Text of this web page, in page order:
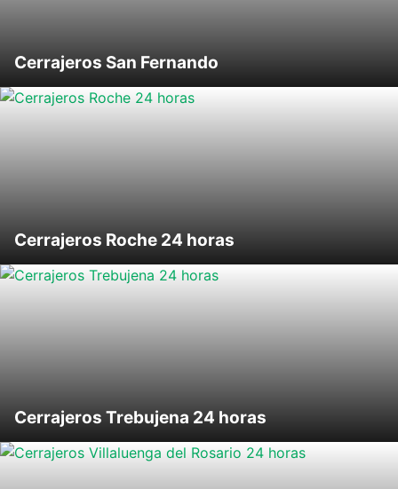
Cerrajeros San Fernando
Cerrajeros Roche 24 horas
Cerrajeros Trebujena 24 horas